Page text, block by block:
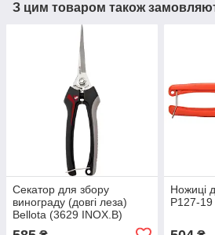
З цим товаром також
Секатор для збору
винограду (довгі леза)
Bellota (3629 INOX.B)
Ножиці
P127-